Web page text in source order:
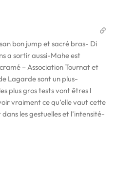
bon jump et sacré bras- Di
a sortir aussi-Mahe est
– Association Tournat et
Lagarde sont un plus-
plus gros tests vont êtres l
vraiment ce qu’elle vaut cette
les gestuelles et l’intensité-